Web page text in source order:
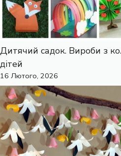
Дитячий садок. Вироби з
дітей
16 Лютого, 2026